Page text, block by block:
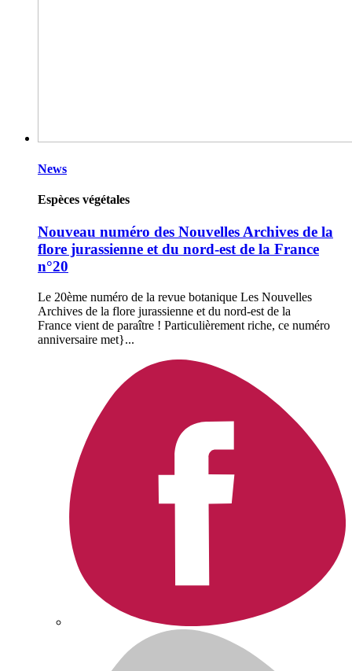
News
Espèces végétales
Nouveau numéro des Nouvelles Archives de la
flore jurassienne et du nord-est de la France
n°20
Le 20ème numéro de la revue botanique Les Nouvelles
Archives de la flore jurassienne et du nord-est de la
France vient de paraître ! Particulièrement riche, ce numéro
anniversaire met}...